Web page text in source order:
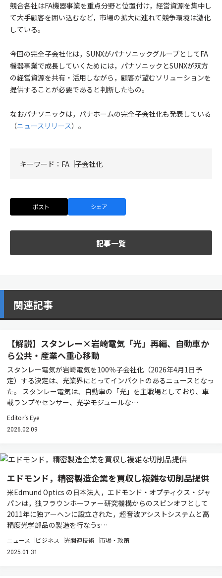
競合各社はFA機器事業を重点分野と位置付け，経営資源を集中し
て大手顧客を囲い込むなど，市場の拡大に連れて競争環境は激化
している。
今回の完全子会社化は，SUNXがパナソニックグループとしてFA
機器事業で成長していくためには，パナソニックとSUNXが双方
の経営資源を共有・活用しながら，顧客が望むソリューションを
提供することが必要であると判断したもの。
なおパナソニックは，パナホームの完全子会社化も発表している
（ニュースリリース）。
キーワード： FA 子会社化
ポスト シェア
記事一覧
関連記事
【解説】スタンレー×岩崎電気「光」再編、自動車か
ら公共・産業へ重心移動
スタンレー電気が岩崎電気を100％子会社化（2026年4月1日予
定）する決定は、光業界にとってインパクトのあるニュースとなっ
た。 スタンレー電気は、自動車の「光」を主戦場としており、車
載ランプやセンサー、光学モジュールな…
Editor's Eye
2026.02.09
エドモンド，精密製造企業を買収し複雑な切削品提供
米Edmund Optics の日本法人，エドモンド・オプティクス・ジャ
パンは，独フラウンホーファー研究機構からのスピンオフとして
2011年に独アーヘンに設立された，超音波アシストシステムと高
精度光学部品の製造を行なうs…
ニュース ビジネス 光関連技術 市場・政策
2025.01.31